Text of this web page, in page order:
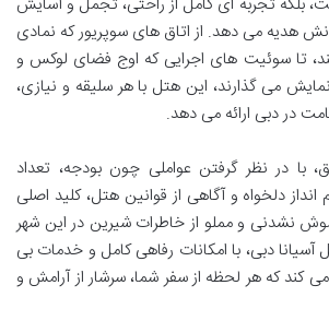
هدیه می دهد. از اتاق های سوپریور که نمادی
تا سوئیت های اجرایی که اوج فضای لوکس و
می گذارند، این هتل با هر سلیقه و نیازی،
در دبی ارائه می دهد.
با در نظر گرفتن عواملی چون بودجه، تعداد
دلخواه و آگاهی از قوانین هتل، کلید اصلی
نشدنی و مملو از خاطرات شیرین در این شهر
دبی، با امکانات رفاهی کامل و خدمات بی
که هر لحظه از سفر شما، سرشار از آرامش و